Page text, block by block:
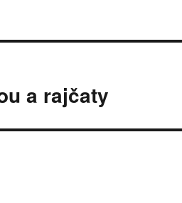
a rajčaty